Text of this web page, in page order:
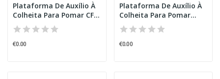
Plataforma De Auxílio À
Colheita Para Pomar CF-
105
€0.00
Plataforma De Auxílio À
Colheita Para Pomar...
€0.00